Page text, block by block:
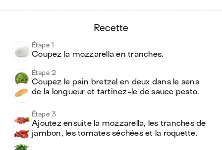
recette
Étape 1
Coupez la mozzarella en tranches.
Étape 2
Coupez le pain bretzel en deux dans le sens
de la longueur et tartinez-le de sauce pesto.
Étape 3
Ajoutez ensuite la mozzarella, les tranches de
jambon, les tomates séchées et la roquette.